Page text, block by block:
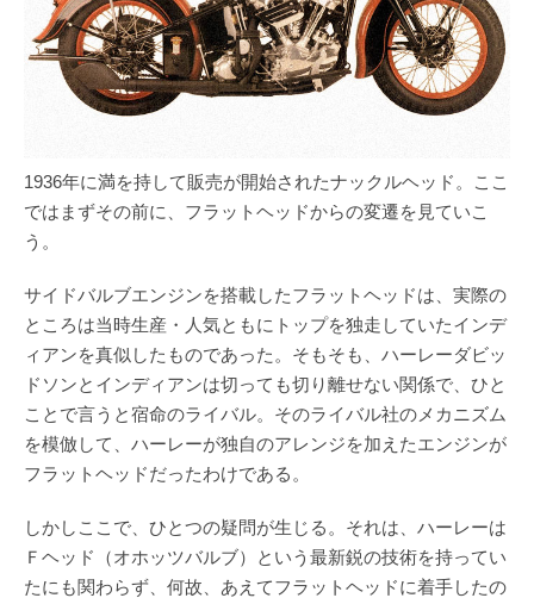
1936年に満を持して販売が開始されたナックルヘッド。ここ
ではまずその前に、フラットヘッドからの変遷を見ていこ
う。
サイドバルブエンジンを搭載したフラットヘッドは、実際の
ところは当時生産・人気ともにトップを独走していたインデ
ィアンを真似したものであった。そもそも、ハーレーダビッ
ドソンとインディアンは切っても切り離せない関係で、ひと
ことで言うと宿命のライバル。そのライバル社のメカニズム
を模倣して、ハーレーが独自のアレンジを加えたエンジンが
フラットヘッドだったわけである。
しかしここで、ひとつの疑問が生じる。それは、ハーレーは
Ｆヘッド（オホッツバルブ）という最新鋭の技術を持ってい
たにも関わらず、何故、あえてフラットヘッドに着手したの